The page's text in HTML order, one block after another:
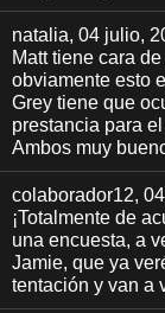
natalia, 04 julio,
Matt tiene cara
obviamente esto
Grey tiene que
prestancia para
Ambos muy
colaborador12,
¡Totalmente de
una encuesta, a
Jamie, que ya
tentación y van a